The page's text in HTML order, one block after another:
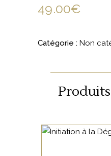
49.00€
Catégorie : Non